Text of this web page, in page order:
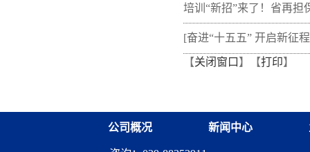
培训“新招”来了！省再担
新"以审代训"， 让政策学
从"听"变"练"
[奋进“十五五” 开启新征
融资担保体系这样做](十
【关闭窗口 】【打印】
公司概况 新闻中心